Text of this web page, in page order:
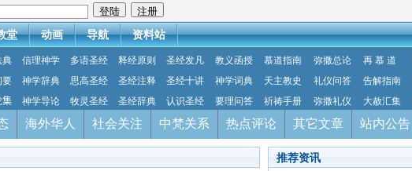
堂 动画 导航 资料站
典 信理神学 多语圣经 释经原则 圣经发凡 教义函授 慕道指南 弥撒总论 再 慕 道
要 神学辞典 思高圣经 圣经注释 圣经十讲 神学词典 天主教史 礼仪问答 告解指南
集 神学导论 牧灵圣经 圣经辞典 认识圣经 要理问答 祈祷手册 弥撒礼仪 大赦汇集
海外华人 社会关注 中梵关系 热点评论 其它文章 站内公告
推荐资讯